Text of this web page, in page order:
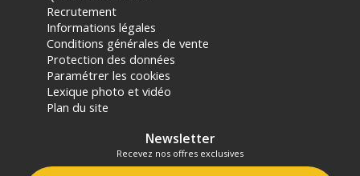
Recrutement
Informations légales
Conditions générales de vente
Protection des données
Paramétrer les cookies
Lexique photo et vidéo
Plan du site
Newsletter
Recevez nos offres exclusives